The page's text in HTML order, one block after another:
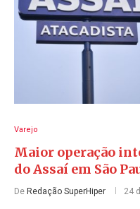
Varejo
Maior operação
do Assaí em São
De Redação SuperHiper 24